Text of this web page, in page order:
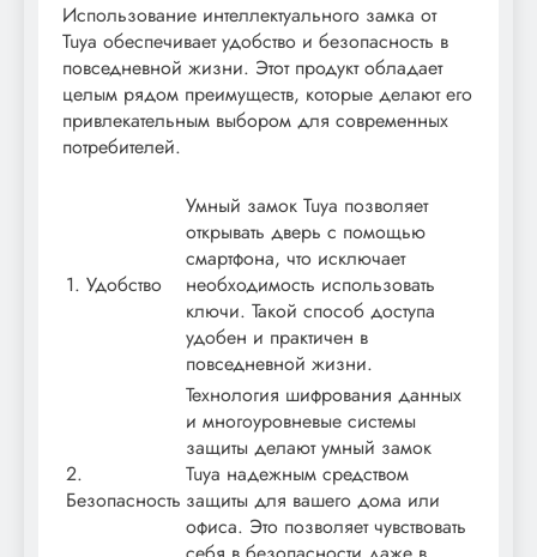
Использование интеллектуального замка от
Tuya обеспечивает удобство и безопасность в
повседневной жизни. Этот продукт обладает
целым рядом преимуществ, которые делают его
привлекательным выбором для современных
потребителей.
1. Удобство
Умный замок Tuya позволяет
открывать дверь с помощью
смартфона, что исключает
необходимость использовать
ключи. Такой способ доступа
удобен и практичен в
повседневной жизни.
2.
Безопасность
Технология шифрования данных
и многоуровневые системы
защиты делают умный замок
Tuya надежным средством
защиты для вашего дома или
офиса. Это позволяет чувствовать